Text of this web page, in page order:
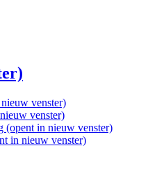
venster)
venster)
(opent in nieuw venster)
in nieuw venster)